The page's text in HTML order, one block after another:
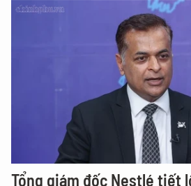
Tổng giám đốc Nestlé tiết